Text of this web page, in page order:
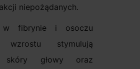
niepożądanych.
w fibrynie i osoczu
wzrostu stymulują
skóry głowy oraz